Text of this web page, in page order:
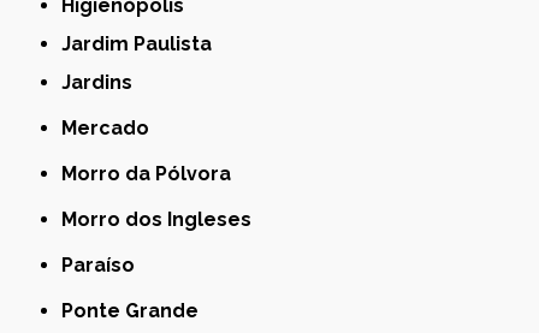
Higienópolis
Jardim Paulista
Jardins
Mercado
Morro da Pólvora
Morro dos Ingleses
Paraíso
Ponte Grande